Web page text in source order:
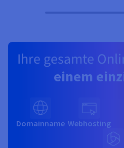
Ihre gesamte
einem
Domainname Webhosting